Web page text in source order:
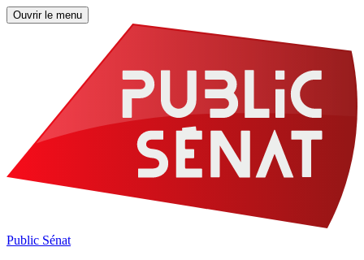
Ouvrir le menu
Public Sénat